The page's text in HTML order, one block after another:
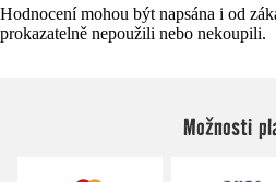
Hodnocení mohou být napsána i od
prokazatelně nepoužili nebo nekoupili.
Možnosti